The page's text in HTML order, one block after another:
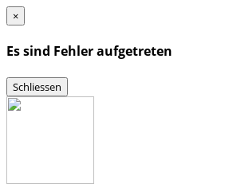
×
Es sind Fehler aufgetreten
Schliessen